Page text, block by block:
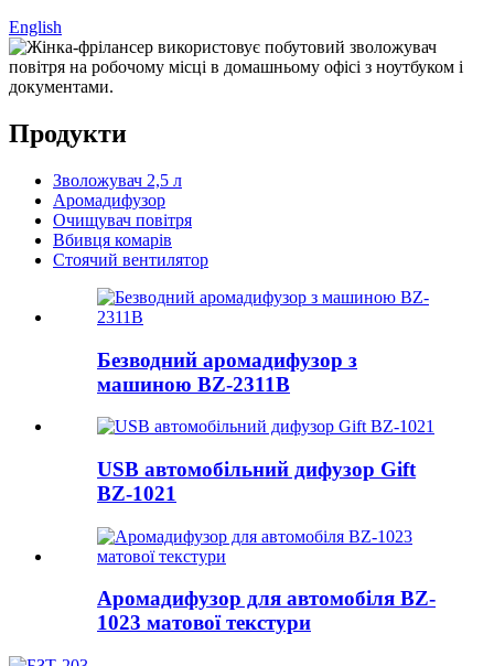
English
Продукти
Зволожувач 2,5 л
Аромадифузор
Очищувач повітря
Вбивця комарів
Стоячий вентилятор
Безводний аромадифузор з
машиною BZ-2311B
USB автомобільний дифузор Gift
BZ-1021
Аромадифузор для автомобіля BZ-
1023 матової текстури